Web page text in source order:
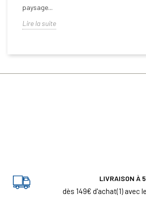
paysage...
Lire la suite
LIVRAISON À
dès 149€ d'achat(1) avec